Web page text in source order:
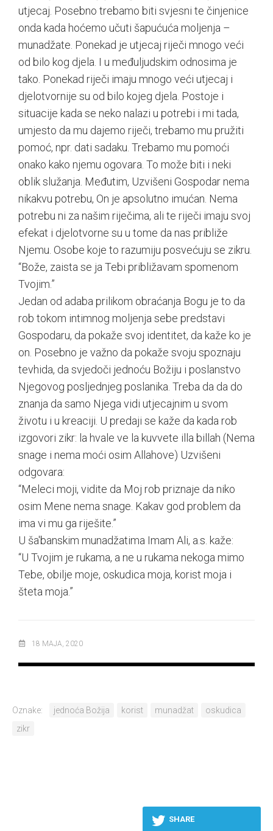
utjecaj. Posebno trebamo biti svjesni te činjenice
onda kada hoćemo učuti šapućuća moljenja –
munadžate. Ponekad je utjecaj riječi mnogo veći
od bilo kog djela. I u međuljudskim odnosima je
tako. Ponekad riječi imaju mnogo veći utjecaj i
djelotvornije su od bilo kojeg djela. Postoje i
situacije kada se neko nalazi u potrebi i mi tada,
umjesto da mu dajemo riječi, trebamo mu pružiti
pomoć, npr. dati sadaku. Trebamo mu pomoći
onako kako njemu ogovara. To može biti i neki
oblik služanja. Međutim, Uzvišeni Gospodar nema
nikakvu potrebu, On je apsolutno imućan. Nema
potrebu ni za našim riječima, ali te riječi imaju svoj
efekat i djelotvorne su u tome da nas približe
Njemu. Osobe koje to razumiju posvećuju se zikru.
“Bože, zaista se ja Tebi približavam spomenom
Tvojim.”
Jedan od adaba prilikom obraćanja Bogu je to da
rob tokom intimnog moljenja sebe predstavi
Gospodaru, da pokaže svoj identitet, da kaže ko je
on. Posebno je važno da pokaže svoju spoznaju
tevhida, da svjedoči jednoću Božiju i poslanstvo
Njegovog posljednjeg poslanika. Treba da da do
znanja da samo Njega vidi utjecajnim u svom
životu i u kreaciji. U predaji se kaže da kada rob
izgovori zikr: la hvale ve la kuvvete illa billah (Nema
snage i nema moći osim Allahove) Uzvišeni
odgovara:
“Meleci moji, vidite da Moj rob priznaje da niko
osim Mene nema snage. Kakav god problem da
ima vi mu ga riješite.”
U ša'banskim munadžatima Imam Ali, a.s. kaže:
“U Tvojim je rukama, a ne u rukama nekoga mimo
Tebe, obilje moje, oskudica moja, korist moja i
šteta moja.”
18 MAJA, 2020
Oznake: jednoća Božija korist munadžat
oskudica
zikr
SHARE